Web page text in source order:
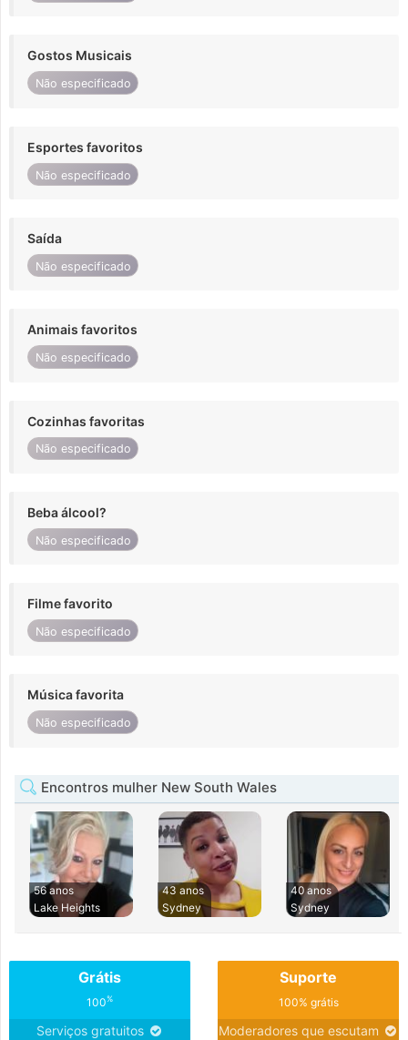
Gostos Musicais
Não especificado
Esportes favoritos
Não especificado
Saída
Não especificado
Animais favoritos
Não especificado
Cozinhas favoritas
Não especificado
Beba álcool?
Não especificado
Filme favorito
Não especificado
Música favorita
Não especificado
Encontros mulher New South Wales
56 anos
Lake Heights
43 anos
Sydney
40 anos
Sydney
Grátis
100%
Serviços gratuitos
Suporte
100% grátis
Moderadores que escutam